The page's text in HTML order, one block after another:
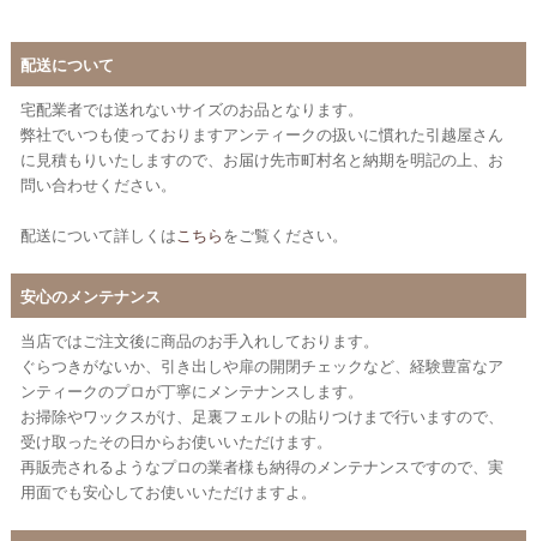
配送について
宅配業者では送れないサイズのお品となります。
弊社でいつも使っておりますアンティークの扱いに慣れた引越屋さん
に見積もりいたしますので、お届け先市町村名と納期を明記の上、お
問い合わせください。
配送について詳しくは こちらをご覧ください。
安心のメンテナンス
当店ではご注文後に商品のお手入れしております。
ぐらつきがないか、引き出しや扉の開閉チェックなど、経験豊富なア
ンティークのプロが丁寧にメンテナンスします。
お掃除やワックスがけ、足裏フェルトの貼りつけまで行いますので、
受け取ったその日からお使いいただけます。
再販売されるようなプロの業者様も納得のメンテナンスですので、実
用面でも安心してお使いいただけますよ。